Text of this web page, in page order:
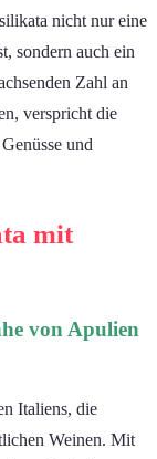
nicht nur eine
sondern auch ein
Zahl an
verspricht die
und
mit
von Apulien
Italiens, die
Weinen. Mit